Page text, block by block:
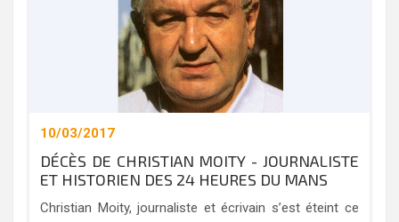
10/03/2017
DÉCÈS DE CHRISTIAN MOITY - JOURNALISTE
ET HISTORIEN DES 24 HEURES DU MANS
Christian Moity, journaliste et écrivain s’est éteint ce